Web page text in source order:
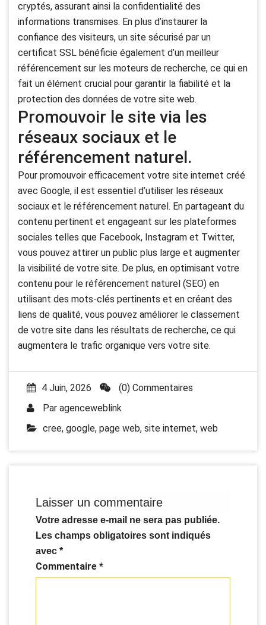
cryptés, assurant ainsi la confidentialité des
informations transmises. En plus d’instaurer la
confiance des visiteurs, un site sécurisé par un
certificat SSL bénéficie également d’un meilleur
référencement sur les moteurs de recherche, ce qui en
fait un élément crucial pour garantir la fiabilité et la
protection des données de votre site web.
Promouvoir le site via les
réseaux sociaux et le
référencement naturel.
Pour promouvoir efficacement votre site internet créé
avec Google, il est essentiel d’utiliser les réseaux
sociaux et le référencement naturel. En partageant du
contenu pertinent et engageant sur les plateformes
sociales telles que Facebook, Instagram et Twitter,
vous pouvez attirer un public plus large et augmenter
la visibilité de votre site. De plus, en optimisant votre
contenu pour le référencement naturel (SEO) en
utilisant des mots-clés pertinents et en créant des
liens de qualité, vous pouvez améliorer le classement
de votre site dans les résultats de recherche, ce qui
augmentera le trafic organique vers votre site.
4 Juin, 2026
(0) Commentaires
Par agenceweblink
cree, google, page web, site internet, web
Laisser un commentaire
Votre adresse e-mail ne sera pas publiée.
Les champs obligatoires sont indiqués
avec *
Commentaire *